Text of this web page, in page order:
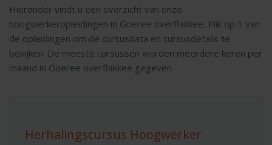
Hieronder vindt u een overzicht van onze
hoogwerkeropleidingen in Goeree overflakkee. Klik op 1 van
de opleidingen om de cursusdata en cursusdetails te
bekijken. De meeste cursussen worden meerdere keren per
maand in Goeree overflakkee gegeven.
Herhalingscursus Hoogwerker